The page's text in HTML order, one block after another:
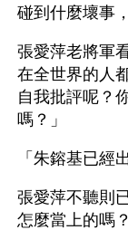
碰到什麼壞事
張愛萍老將軍
在全世界的人
自我批評呢？
嗎？」
「朱鎔基已經
張愛萍不聽則
怎麼當上的嗎